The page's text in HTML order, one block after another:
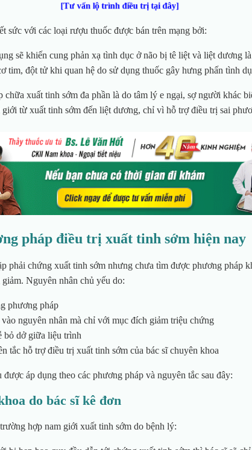
[Tư vấn lộ trình điều trị tại đây]
sức với các loại rượu thuốc được bán trên mạng bởi:
sẽ khiến cung phản xạ tình dục ở não bị tê liệt và liệt dương
tim, đột tử khi quan hệ do sử dụng thuốc gây hưng phấn tình
chữa xuất tinh sớm đa phần là do tâm lý e ngại, sợ người khác
từ xuất tinh sớm đến liệt dương, chỉ vì hỗ trợ điều trị sai
pháp điều trị xuất tinh sớm hiện nay
phải chứng xuất tinh sớm nhưng chưa tìm được phương pháp
Nguyên nhân chủ yếu do:
phương pháp
nguyên nhân mà chỉ với mục đích giảm triệu chứng
bỏ dở giữa liệu trình
tắc hỗ trợ điều trị xuất tinh sớm của bác sĩ chuyên khoa
áp dụng theo các phương pháp và nguyên tắc sau đây:
do bác sĩ kê đơn
hợp nam giới xuất tinh sớm do bệnh lý: